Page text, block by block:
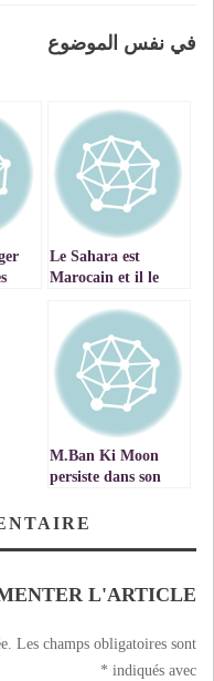
في نفس الموضوع
Le Sahara est
Marocain et il le
M.Ban Ki Moon
persiste dans son
au lieu de fournir
sa maladresse .
L'ARTICLE
Les champs obligatoires sont
indiqués avec
*